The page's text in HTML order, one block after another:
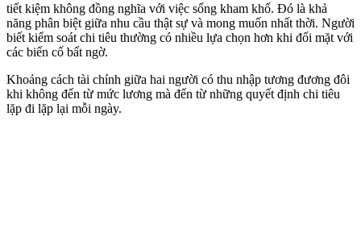
tiết kiệm không đồng nghĩa với việc sống kham khổ. Đó là khả
năng phân biệt giữa nhu cầu thật sự và mong muốn nhất thời. Người
biết kiểm soát chi tiêu thường có nhiều lựa chọn hơn khi đối mặt với
các biến cố bất ngờ.
Khoảng cách tài chính giữa hai người có thu nhập tương đương đôi
khi không đến từ mức lương mà đến từ những quyết định chi tiêu
lặp đi lặp lại mỗi ngày.